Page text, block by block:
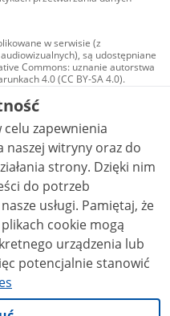
w serwisie (z
są udostępniane
Commons: uznanie autorstwa
4.0 (CC BY-SA 4.0).
w tym zdjęcia, materiały
na licencji typu
autorstwa użycie
zależnych 4.0 (CC BY-
jest to stwierdzone inaczej.
zapewnienia
naszej witryny oraz do
strony. Dzięki nim
do potrzeb
Pamiętaj, że
cookie mogą
urządzenia lub
potencjalnie stanowić